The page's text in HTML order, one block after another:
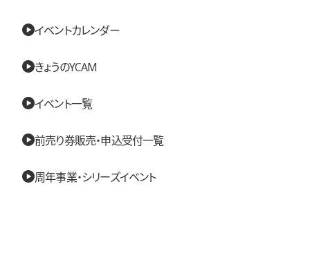
イベントカレンダー
きょうのYCAM
イベント一覧
前売り券販売・申込受付一覧
周年事業・シリーズイベント